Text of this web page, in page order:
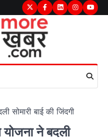
TwitterFacebook
LinkedInInstagram
सोमारी बाई की जिंदगी
ने बदली